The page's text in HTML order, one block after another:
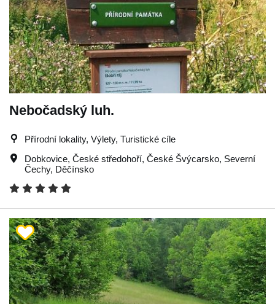
Nebočadský luh.
Přírodní lokality, Výlety, Turistické cíle
Dobkovice, České středohoří, České Švýcarsko, Severní
Čechy, Děčínsko